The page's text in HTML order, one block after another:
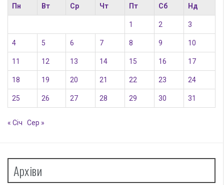
Пн
Вт Ср Чт Пт Сб Нд
1 2 3
4 5 6 7 8 9 10
11 12 13 14 15 16 17
18 19 20 21 22 23 24
25 26 27 28 29 30 31
« Січ Сер »
Архіви